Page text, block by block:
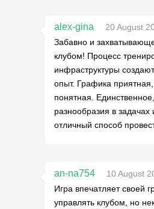
alex-gina
20 August
Забавно и
клубом! Процесс
инфраструктуры
опыт. Графика
понятная.
разнообразия в
отличный способ
an-na754
10 August
Игра впечатляет своей
управлять клубом, но